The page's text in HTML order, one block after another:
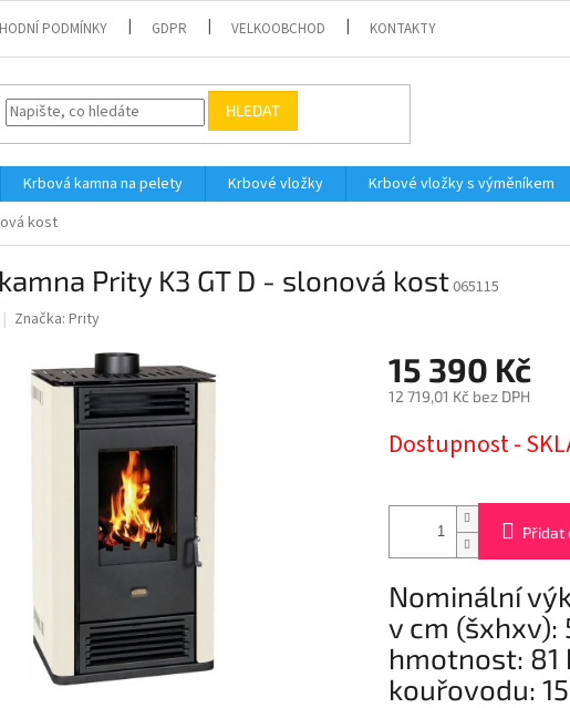
PODMÍNKY GDPR VELKOOBCHOD KONTAKTY
HLEDAT
Krbová kamna na pelety Krbové vložky Krbové vložky s výměníkem
kost
Prity K3 GT D - slonová kost 065115
Značka: Prity
15 390 Kč
12 719,01 Kč bez DPH
cena:
Dostupnost -
Přidat
Nominální
v cm
hmotnost: 81
kouřovodu: